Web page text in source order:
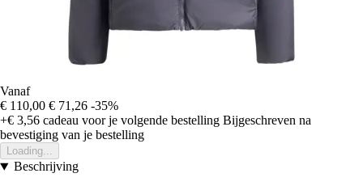
Vanaf
€ 110,00 € 71,26 -35%
+€ 3,56 cadeau voor je volgende bestelling Bijgeschreven na
bevestiging van je bestelling
Loading...
Beschrijving